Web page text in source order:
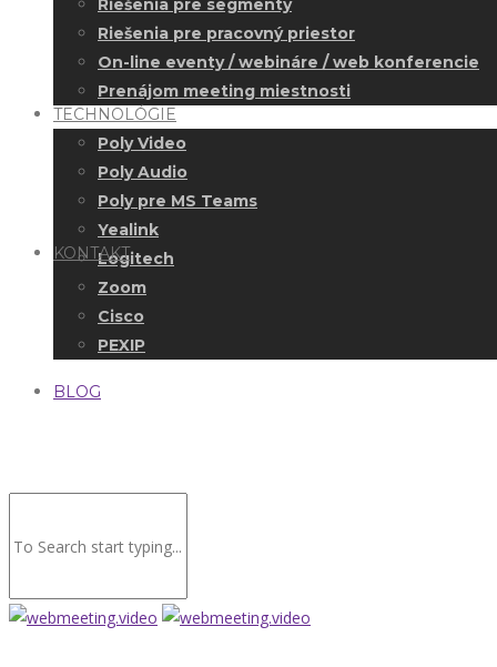
Riešenia pre segmenty
Riešenia pre pracovný priestor
On-line eventy / webináre / web konferencie
Prenájom meeting miestnosti
TECHNOLÓGIE
Poly Video
Poly Audio
Poly pre MS Teams
Yealink
Logitech
Zoom
Cisco
PEXIP
KONTAKT
BLOG